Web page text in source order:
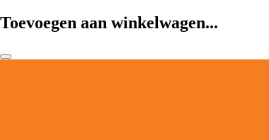
Toevoegen aan winkelwagen...